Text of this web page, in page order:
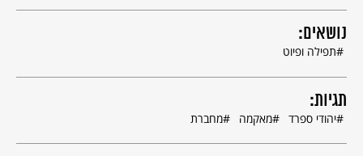
נושאים:
תפילה ופיוט
תגיות:
יהודי ספרד מאקמה מחברת